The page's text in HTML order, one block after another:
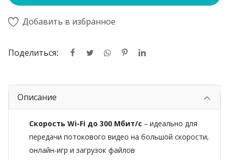
Добавить в избранное
Поделиться:
Описание
Скорость Wi-Fi до 300 Мбит/с – идеально для
передачи потокового видео на большой скорости,
онлайн-игр и загрузок файлов